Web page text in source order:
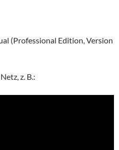
(Professional Edition, Version
z. B.: